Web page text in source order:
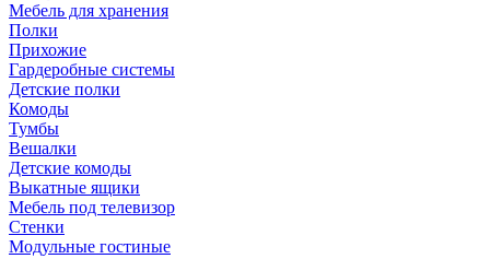
Мебель для хранения
Полки
Прихожие
Гардеробные системы
Детские полки
Комоды
Тумбы
Вешалки
Детские комоды
Выкатные ящики
Мебель под телевизор
Стенки
Модульные гостиные